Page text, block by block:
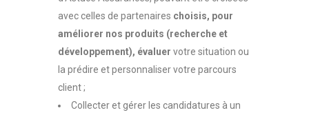
avec celles de partenaires choisis, pour
améliorer nos produits (recherche et
développement), évaluer votre situation ou
la prédire et personnaliser votre parcours
client ;
Collecter et gérer les candidatures à un